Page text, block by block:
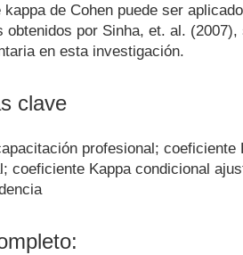
kappa de Cohen puede ser
obtenidos por Sinha, et. al.
en esta investigación.
clave
profesional; coeficiente
coeficiente Kappa condicional